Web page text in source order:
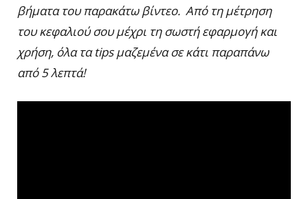
βήματα του παρακάτω βίντεο. Από τη μέτρηση
του κεφαλιού σου μέχρι τη σωστή εφαρμογή και
χρήση, όλα τα tips μαζεμένα σε κάτι παραπάνω
από 5 λεπτά!